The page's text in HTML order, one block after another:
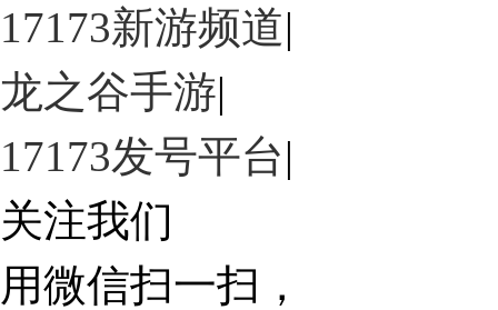
17173新游频道|
龙之谷手游|
17173发号平台|
关注我们
用微信扫一扫，